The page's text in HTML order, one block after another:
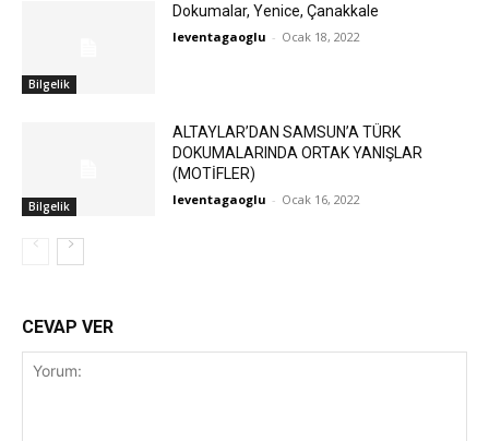
Bilgelik
Dokumalar, Yenice, Çanakkale
leventagaoglu - Ocak 18, 2022
Bilgelik
ALTAYLAR’DAN SAMSUN’A TÜRK
DOKUMALARINDA ORTAK YANIŞLAR
(MOTİFLER)
leventagaoglu - Ocak 16, 2022
CEVAP VER